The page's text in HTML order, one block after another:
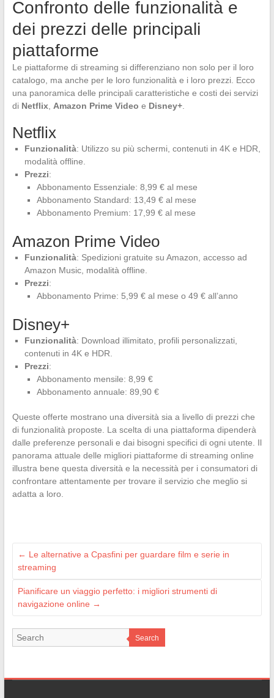
Confronto delle funzionalità e
dei prezzi delle principali
piattaforme
Le piattaforme di streaming si differenziano non solo per il loro
catalogo, ma anche per le loro funzionalità e i loro prezzi. Ecco
una panoramica delle principali caratteristiche e costi dei servizi
di Netflix, Amazon Prime Video e Disney+.
Netflix
Funzionalità: Utilizzo su più schermi, contenuti in 4K e HDR,
modalità offline.
Prezzi:
Abbonamento Essenziale: 8,99 € al mese
Abbonamento Standard: 13,49 € al mese
Abbonamento Premium: 17,99 € al mese
Amazon Prime Video
Funzionalità: Spedizioni gratuite su Amazon, accesso ad
Amazon Music, modalità offline.
Prezzi:
Abbonamento Prime: 5,99 € al mese o 49 € all’anno
Disney+
Funzionalità: Download illimitato, profili personalizzati,
contenuti in 4K e HDR.
Prezzi:
Abbonamento mensile: 8,99 €
Abbonamento annuale: 89,90 €
Queste offerte mostrano una diversità sia a livello di prezzi che
di funzionalità proposte. La scelta di una piattaforma dipenderà
dalle preferenze personali e dai bisogni specifici di ogni utente. Il
panorama attuale delle migliori piattaforme di streaming online
illustra bene questa diversità e la necessità per i consumatori di
confrontare attentamente per trovare il servizio che meglio si
adatta a loro.
← Le alternative a Cpasfini per guardare film e serie in
streaming
Pianificare un viaggio perfetto: i migliori strumenti di
navigazione online →
Search